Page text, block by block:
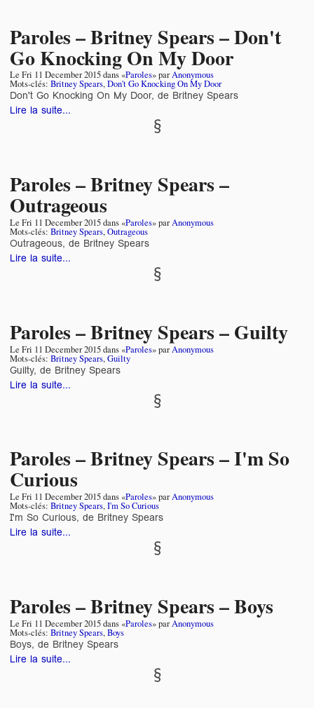
Paroles – Britney Spears – Don't
Go Knocking On My Door
Le Fri 11 December 2015dans «Paroles» parAnonymous
Mots-clés: Britney Spears,Don't Go Knocking On My Door
Don't Go Knocking On My Door, de Britney Spears
Lire la suite...
Paroles – Britney Spears –
Outrageous
Le Fri 11 December 2015dans «Paroles» parAnonymous
Mots-clés: Britney Spears,Outrageous
Outrageous, de Britney Spears
Lire la suite...
Paroles – Britney Spears – Guilty
Le Fri 11 December 2015dans «Paroles» parAnonymous
Mots-clés: Britney Spears,Guilty
Guilty, de Britney Spears
Lire la suite...
Paroles – Britney Spears – I'm So
Curious
Le Fri 11 December 2015dans «Paroles» parAnonymous
Mots-clés: Britney Spears,I'm So Curious
I'm So Curious, de Britney Spears
Lire la suite...
Paroles – Britney Spears – Boys
Le Fri 11 December 2015dans «Paroles» parAnonymous
Mots-clés: Britney Spears,Boys
Boys, de Britney Spears
Lire la suite...